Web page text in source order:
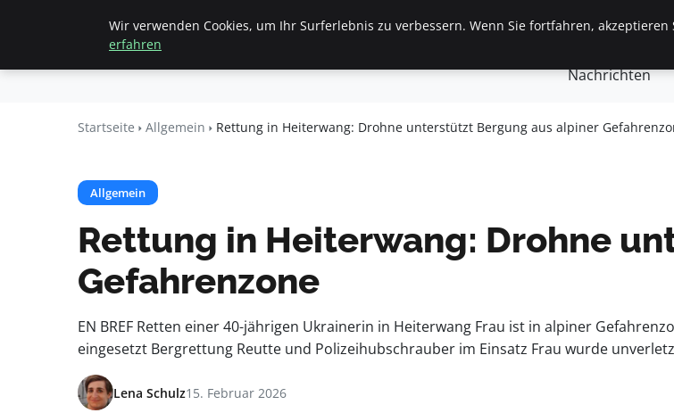
Beyond
Startseite Allgemein Finanzen & Immobilien
Nachrichten
Startseite Allgemein Rettung in Heiterwang: Drohne unterstützt Bergung aus alpiner
Allgemein
Rettung in Heiterwang: Drohne
Gefahrenzone
EN BREF Retten einer 40-jährigen Ukrainerin in Heiterwang Frau ist in alpiner
eingesetzt Bergrettung Reutte und Polizeihubschrauber im Einsatz Frau wurde
Lena Schulz15. Februar 2026
Wir verwenden Cookies, um Ihr Surferlebnis zu verbessern. Wenn Sie fortfahren,
erfahren